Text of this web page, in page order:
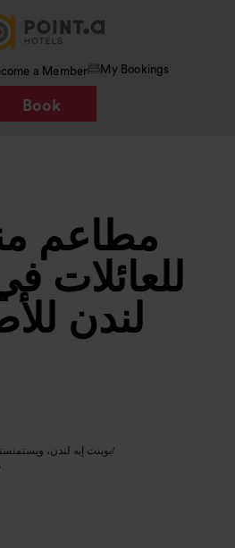
a Member My Bookings
Book
مطاعم
لندن
بوينت إيه لندن،/